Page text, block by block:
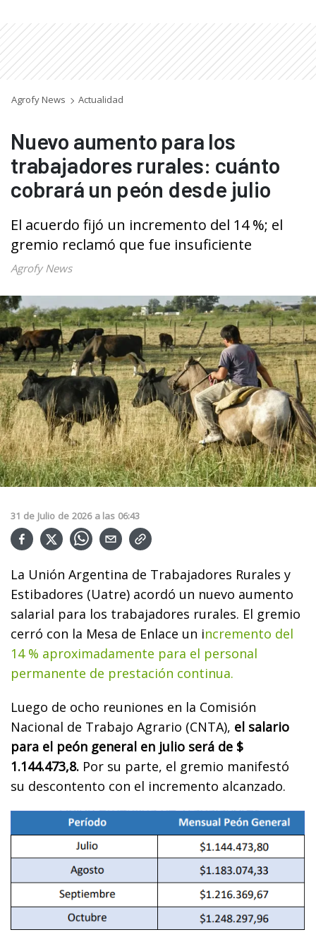
Agrofy News Actualidad
Nuevo aumento para los
trabajadores rurales: cuánto
cobrará un peón desde julio
El acuerdo fijó un incremento del 14 %; el
gremio reclamó que fue insuficiente
Agrofy News
31 de Julio de 2026 a las 06:43
La Unión Argentina de Trabajadores Rurales y
Estibadores (Uatre) acordó un nuevo aumento
salarial para los trabajadores rurales. El gremio
cerró con la Mesa de Enlace un incremento del
14 % aproximadamente para el personal
permanente de prestación continua.
Luego de ocho reuniones en la Comisión
Nacional de Trabajo Agrario (CNTA), el salario
para el peón general en julio será de $
1.144.473,8. Por su parte, el gremio manifestó
su descontento con el incremento alcanzado.